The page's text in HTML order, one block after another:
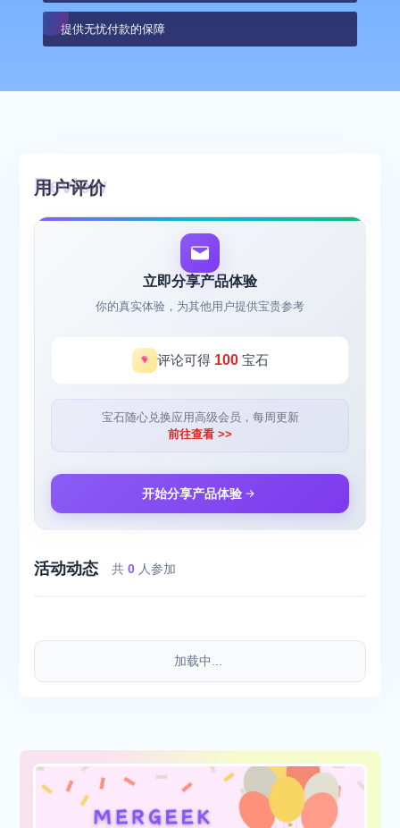
提供无忧付款的保障
用户评价
立即分享产品体验
你的真实体验，为其他用户提供宝贵参考
评论可得 100宝石
宝石随心兑换应用高级会员，每周更新
前往查看 >>
开始分享产品体验
活动动态 共0 人参加
加载中...